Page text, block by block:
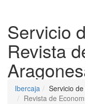
Servicio
Revista
Ibercaja
Servicio
Revista de